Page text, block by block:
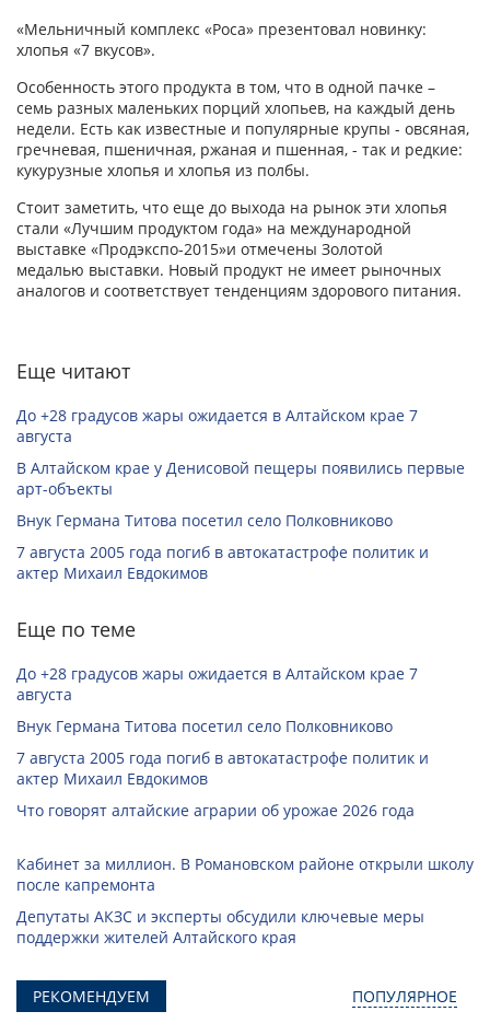
«Мельничный комплекс «Роса» презентовал новинку:
хлопья «7 вкусов».
Особенность этого продукта в том, что в одной пачке –
семь разных маленьких порций хлопьев, на каждый день
недели. Есть как известные и популярные крупы - овсяная,
гречневая, пшеничная, ржаная и пшенная, - так и редкие:
кукурузные хлопья и хлопья из полбы.
Стоит заметить, что еще до выхода на рынок эти хлопья
стали «Лучшим продуктом года» на международной
выставке «Продэкспо-2015»и отмечены Золотой
медалью выставки. Новый продукт не имеет рыночных
аналогов и соответствует тенденциям здорового питания.
Еще читают
До +28 градусов жары ожидается в Алтайском крае 7
августа
В Алтайском крае у Денисовой пещеры появились первые
арт-объекты
Внук Германа Титова посетил село Полковниково
7 августа 2005 года погиб в автокатастрофе политик и
актер Михаил Евдокимов
Еще по теме
До +28 градусов жары ожидается в Алтайском крае 7
августа
Внук Германа Титова посетил село Полковниково
7 августа 2005 года погиб в автокатастрофе политик и
актер Михаил Евдокимов
Что говорят алтайские аграрии об урожае 2026 года
Кабинет за миллион. В Романовском районе открыли школу
после капремонта
Депутаты АКЗС и эксперты обсудили ключевые меры
поддержки жителей Алтайского края
РЕКОМЕНДУЕМ ПОПУЛЯРНОЕ